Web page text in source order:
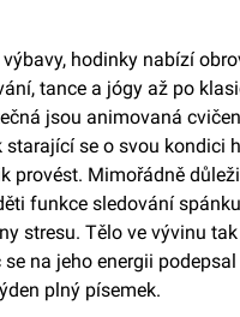
hodinky nabízí
tance a jógy až po
jsou animovaná
se o svou kondici
provést. Mimořádně
funkce sledování
stresu. Tělo ve vývinu
na jeho energii
plný písemek.